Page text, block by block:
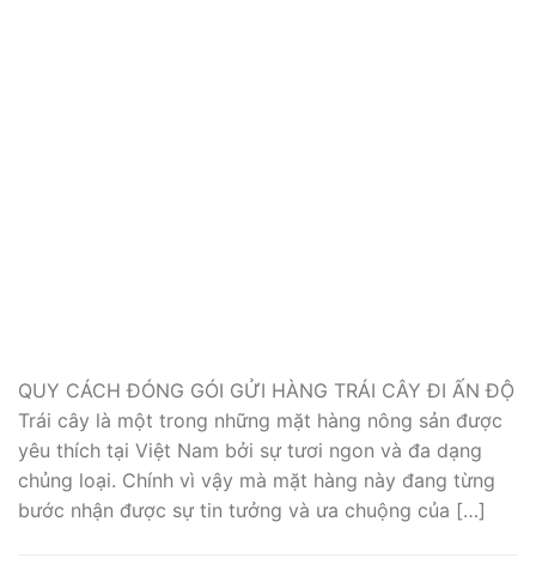
QUY CÁCH ĐÓNG GÓI GỬI HÀNG TRÁI CÂY ĐI ẤN ĐỘ
Trái cây là một trong những mặt hàng nông sản được
yêu thích tại Việt Nam bởi sự tươi ngon và đa dạng
chủng loại. Chính vì vậy mà mặt hàng này đang từng
bước nhận được sự tin tưởng và ưa chuộng của […]